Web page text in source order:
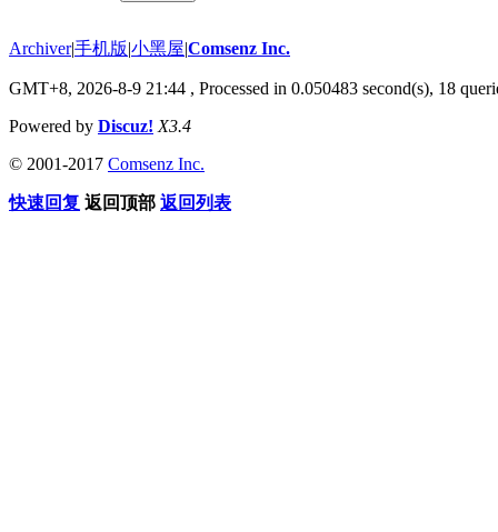
Archiver|手机版|小黑屋|Comsenz Inc.
GMT+8, 2026-8-9 21:44 , Processed in 0.050483 second(s), 18
Powered by Discuz! X3.4
© 2001-2017 Comsenz Inc.
快速回复 返回顶部 返回列表